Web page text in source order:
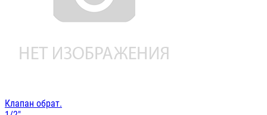
Клапан обрат.